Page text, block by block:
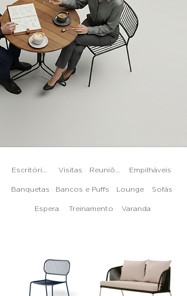
Visitas Empilháveis
Banquetas Bancos e Puffs Lounge Sofás
Espera Treinamento Varanda